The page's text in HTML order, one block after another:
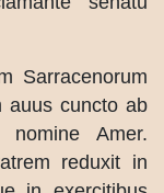
Sarracenorum
auus cuncto ab
nomine Amer.
reduxit in